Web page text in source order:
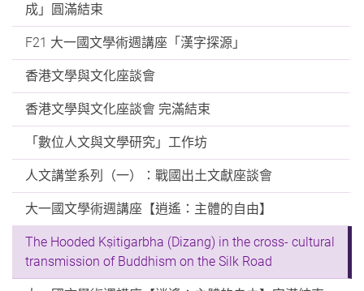
成」圓滿結束
F21 大一國文學術週講座「漢字探源」
香港文學與文化座談會
香港文學與文化座談會 完滿結束
「數位人文與文學研究」工作坊
人文講堂系列（一）：戰國出土文獻座談會
大一國文學術週講座【逍遙：主體的自由】
The Hooded Kṣitigarbha (Dizang) in the cross- cultural
transmission of Buddhism on the Silk Road